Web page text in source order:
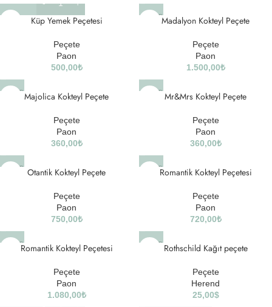
Küp Yemek Peçetesi
Peçete
Paon
500,00₺
SOLDMadalyon Kokteyl Peçete
Peçete
Paon
1.500,00₺
SOLDMajolica Kokteyl Peçete
Peçete
Paon
360,00₺
SOLD Mr&Mrs Kokteyl Peçete
Peçete
Paon
360,00₺
SOLD Otantik Kokteyl Peçete
Peçete
Paon
750,00₺
SOLD
OUTRomantik Kokteyl Peçetesi
Peçete
Paon
720,00₺
SOLD
OUTRomantik Kokteyl Peçetesi
Peçete
Paon
1.080,00₺
SOLD Rothschild Kağıt peçete
Peçete
Herend
25,00$